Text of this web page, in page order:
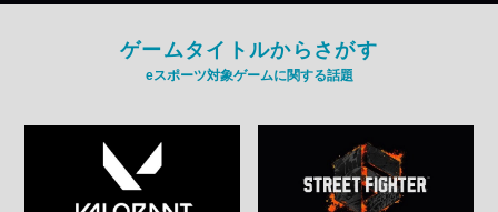
ゲームタイトルからさがす
eスポーツ対象ゲームに関する話題